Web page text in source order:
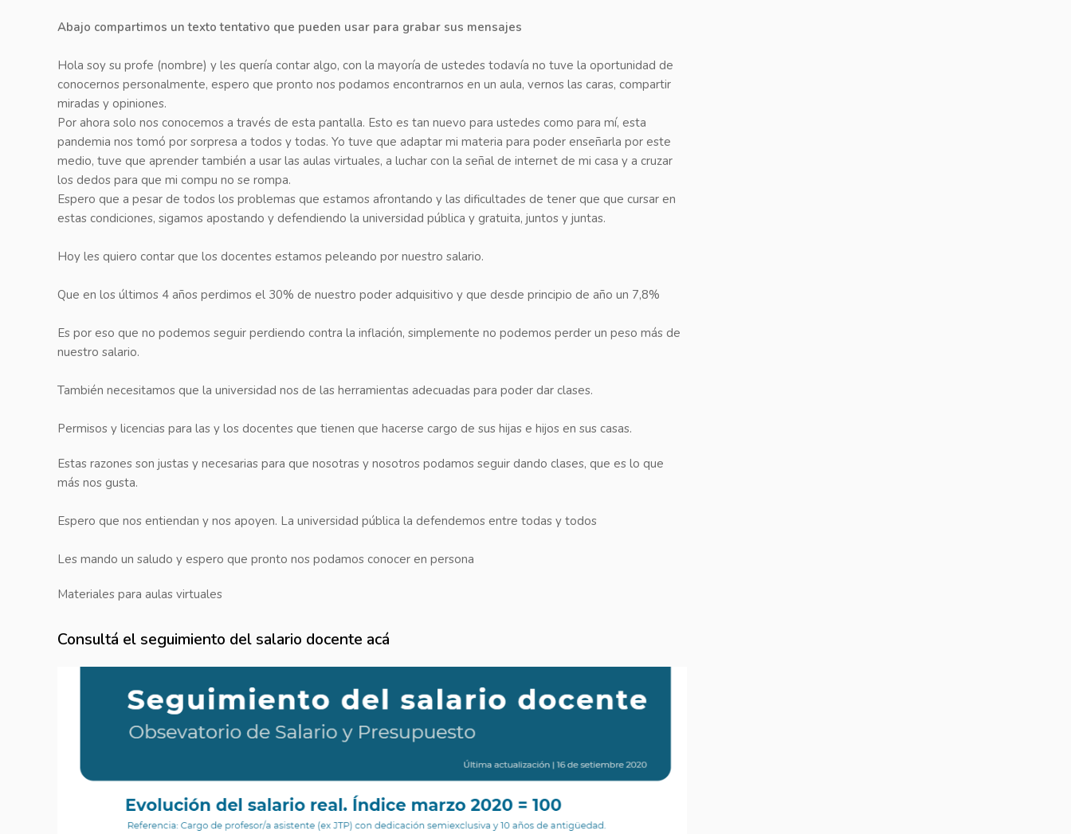
Abajo compartimos un texto tentativo que pueden usar para grabar sus mensajes
Hola soy su profe (nombre) y les quería contar algo, con la mayoría de ustedes todavía no tuve la oportunidad de
conocernos personalmente, espero que pronto nos podamos encontrarnos en un aula, vernos las caras, compartir
miradas y opiniones.
Por ahora solo nos conocemos a través de esta pantalla. Esto es tan nuevo para ustedes como para mí, esta
pandemia nos tomó por sorpresa a todos y todas. Yo tuve que adaptar mi materia para poder enseñarla por este
medio, tuve que aprender también a usar las aulas virtuales, a luchar con la señal de internet de mi casa y a cruzar
los dedos para que mi compu no se rompa.
Espero que a pesar de todos los problemas que estamos afrontando y las dificultades de tener que que cursar en
estas condiciones, sigamos apostando y defendiendo la universidad pública y gratuita, juntos y juntas.
Hoy les quiero contar que los docentes estamos peleando por nuestro salario.
Que en los últimos 4 años perdimos el 30% de nuestro poder adquisitivo y que desde principio de año un 7,8%
Es por eso que no podemos seguir perdiendo contra la inflación, simplemente no podemos perder un peso más de
nuestro salario.
También necesitamos que la universidad nos de las herramientas adecuadas para poder dar clases.
Permisos y licencias para las y los docentes que tienen que hacerse cargo de sus hijas e hijos en sus casas.
Estas razones son justas y necesarias para que nosotras y nosotros podamos seguir dando clases, que es lo que
más nos gusta.
Espero que nos entiendan y nos apoyen. La universidad pública la defendemos entre todas y todos
Les mando un saludo y espero que pronto nos podamos conocer en persona
Materiales para aulas virtuales
Consultá el seguimiento del salario docente acá